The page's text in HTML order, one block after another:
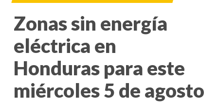
Zonas sin energía
eléctrica en
Honduras para este
miércoles 5 de agosto